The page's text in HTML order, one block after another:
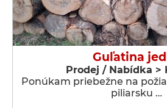
Guľatina
Prodej / Nabídka >
Ponúkam priebežne na
piliarsku …